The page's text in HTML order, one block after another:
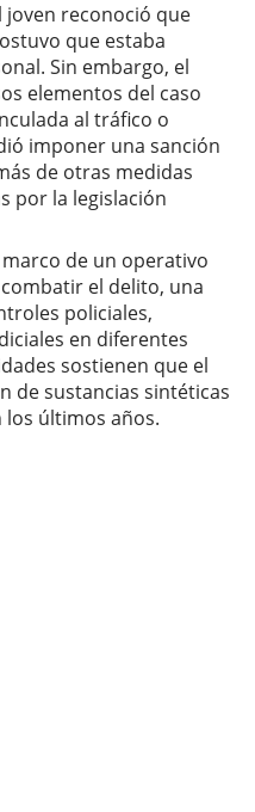
joven reconoció que
que estaba
Sin embargo, el
elementos del caso
al tráfico o
imponer una sanción
de otras medidas
por la legislación
de un operativo
el delito, una
policiales,
en diferentes
sostienen que el
de sustancias sintéticas
los últimos años.